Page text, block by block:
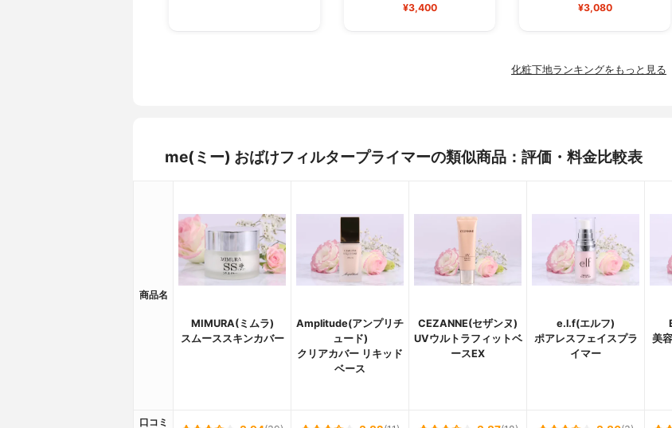
¥3,400 ¥3,080
化粧下地ランキングをもっと見る
me(ミー) おばけフィルタープライマーの類似商品：評価・料金比較表
商品名
MIMURA(ミムラ)
スムーススキンカバー
Amplitude(アンプリチ
ュード)
クリアカバー リキッド
ベース
CEZANNE(セザンヌ)
UVウルトラフィットベ
ースEX
e.l.f(エルフ)
ポアレスフェイスプラ
イマー
美
口コミ